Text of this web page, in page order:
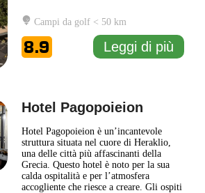
greca. Gli ospiti possono godere di
camere eleganti e ben arredate, fornite di
tutti i confort necessari per un soggiorno
piacevole, inclusi Wi-Fi... Leggi di più
Campi da golf < 50 km
8.9 Leggi di più
Hotel Pagopoieion
Hotel Pagopoieion è un’incantevole
struttura situata nel cuore di Heraklio,
una delle città più affascinanti della
Grecia. Questo hotel è noto per la sua
calda ospitalità e per l’atmosfera
accogliente che riesce a creare. Gli ospiti